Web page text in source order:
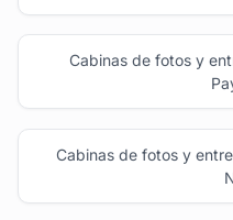
Cabinas de fotos y
Cabinas de fotos y